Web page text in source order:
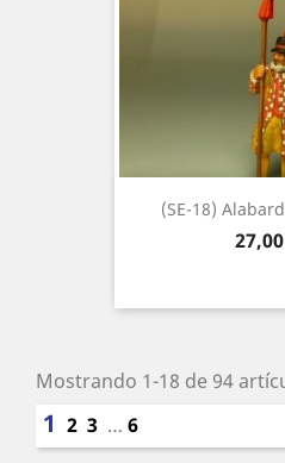
(SE-18)
Mostrando 1-18 de 94
1 2 3 … 6